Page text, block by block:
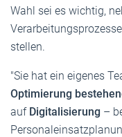
Wahl sei es wichtig,
stellen.
"Sie hat ein eigenes
Optimierung
auf Digitalisierung –